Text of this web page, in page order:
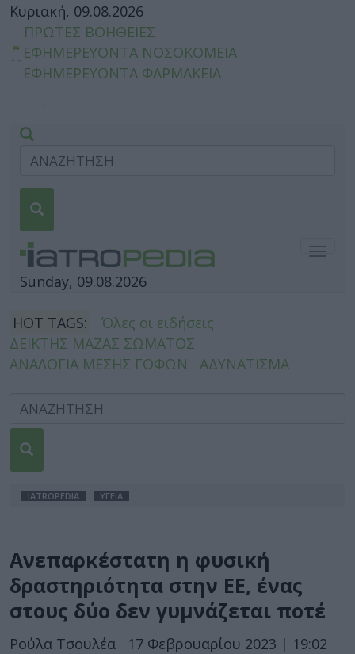
Κυριακή, 09.08.2026
ΠΡΩΤΕΣ ΒΟΗΘΕΙΕΣ
ΕΦΗΜΕΡΕΥΟΝΤΑ ΝΟΣΟΚΟΜΕΙΑ
ΕΦΗΜΕΡΕΥΟΝΤΑ ΦΑΡΜΑΚΕΙΑ
Sunday, 09.08.2026
HOT TAGS:
Όλες οι ειδήσεις
ΔΕΙΚΤΗΣ ΜΑΖΑΣ ΣΩΜΑΤΟΣ
ΑΝΑΛΟΓΙΑ ΜΕΣΗΣ ΓΟΦΩΝ
ΑΔΥΝΑΤΙΣΜΑ
IATROPEDIA ΥΓΕΙΑ
Ανεπαρκέστατη η φυσική
δραστηριότητα στην ΕΕ, ένας
στους δύο δεν γυμνάζεται ποτέ
Ρούλα Τσουλέα 17 Φεβρουαρίου 2023 | 19:02